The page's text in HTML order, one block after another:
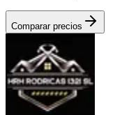
Comparar precios